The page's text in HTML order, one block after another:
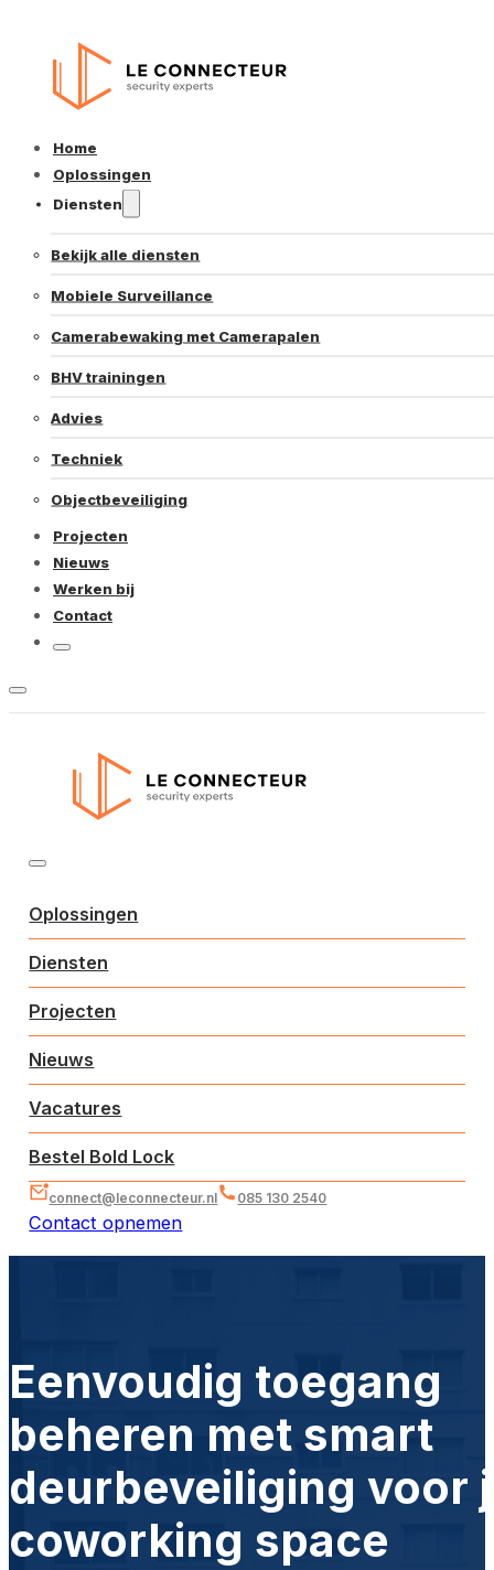
Home
Oplossingen
Diensten
Bekijk alle diensten
Mobiele Surveillance
Camerabewaking met Camerapalen
BHV trainingen
Advies
Techniek
Objectbeveiliging
Projecten
Nieuws
Werken bij
Contact
Oplossingen
Diensten
Projecten
Nieuws
Vacatures
Bestel Bold Lock
connect@leconnecteur.nl 085 130 2540
Contact opnemen
Eenvoudig toegang
beheren met smart
deurbeveiliging voor
coworking space